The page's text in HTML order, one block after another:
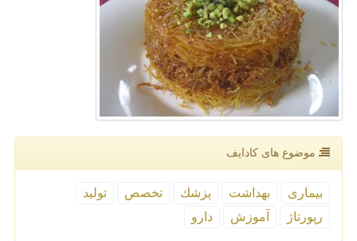
موضوع های كادایف
بیماری بهداشت پزشك تخصص
تولید
رپورتاژ
آموزش دارو